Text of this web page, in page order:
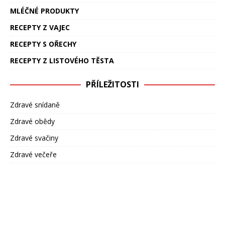
MLÉČNÉ PRODUKTY
RECEPTY Z VAJEC
RECEPTY S OŘECHY
RECEPTY Z LISTOVÉHO TĚSTA
PŘÍLEŽITOSTI
Zdravé snídaně
Zdravé obědy
Zdravé svačiny
Zdravé večeře